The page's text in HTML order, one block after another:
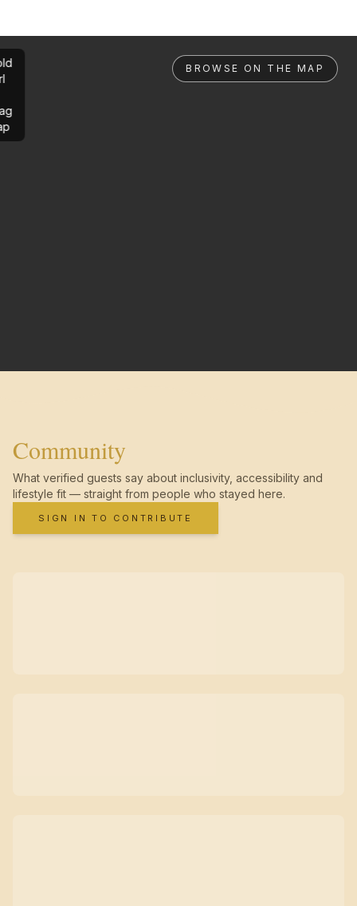
BROWSE ON THE MAP
Community
What verified guests say about inclusivity, accessibility and
lifestyle fit — straight from people who stayed here.
SIGN IN TO CONTRIBUTE